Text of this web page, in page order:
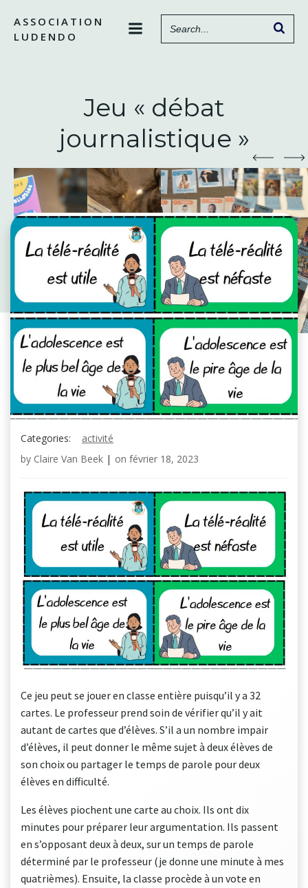
contenu
ASSOCIATION
LUDENDO
Jeu « débat
journalistique »
Categories:
activité
by Claire Van Beek | on février 18, 2023
Ce jeu peut se jouer en classe entière puisqu’il y a 32
cartes. Le professeur prend soin de vérifier qu’il y ait
autant de cartes que d’élèves. S’il a un nombre impair
d’élèves, il peut donner le même sujet à deux élèves de
son choix ou partager le temps de parole pour deux
élèves en difficulté.
Les élèves piochent une carte au choix. Ils ont dix
minutes pour préparer leur argumentation. Ils passent
en s’opposant deux à deux, sur un temps de parole
déterminé par le professeur (je donne une minute à mes
quatrièmes). Ensuite, la classe procède à un vote en